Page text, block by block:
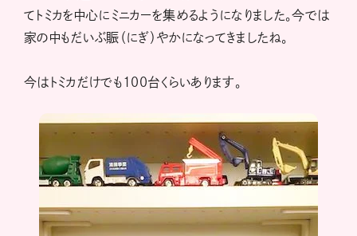
てトミカを中心にミニカーを集めるようになりました。今では
家の中もだいぶ賑（にぎ）やかになってきましたね。
今はトミカだけでも100台くらいあります。